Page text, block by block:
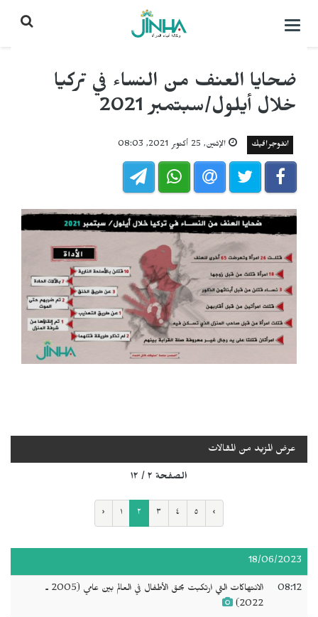
التحكم
ضحايا العنف من النساء في تركيا
خلال أيلول/سبتمبر 2021
انفوجرافيك الإثنين, 25 أكتوبر 2021, 08:03
عرض المزيد من المقالات
الصفحة ٢ / ١٢
‹ ١ ٢ ٣ ٤ ٥ ›
18/06/2023
08:12
الانتهاكات التي ارتكبت بحق الأطفال في العالم بين عامي (2005 ـ
2022)